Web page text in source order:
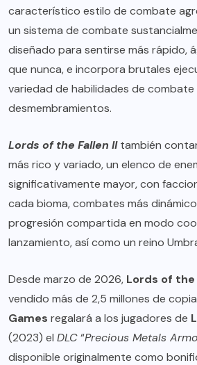
característico estilo de combate
un sistema de combate
diseñado para sentirse más rápido,
que nunca, e incorpora brutales
variedad de habilidades de combate
desmembramientos.
Lords of the Fallen IItambién
más rico y variado, un elenco de
significativamente mayor, con
cada bioma, combates más
progresión compartida en modo
lanzamiento, así como un reino
Desde marzo de 2026, Lords of the
vendido más de 2,5 millones de
Games regalará a los jugadores de
(2023) el DLC“Precious Metals
disponible originalmente como